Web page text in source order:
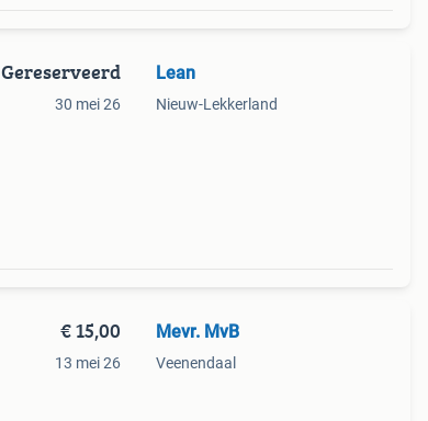
Gereserveerd
30 mei 26
Lean
Nieuw-Lekkerland
€ 15,00
13 mei 26
Mevr. MvB
Veenendaal